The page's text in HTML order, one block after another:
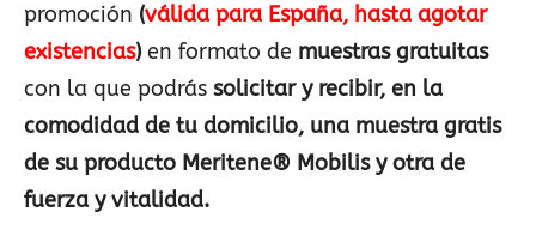
promoción (válida para España, hasta agotar
existencias) en formato de muestras gratuitas
con la que podrás solicitar y recibir, en la
comodidad de tu domicilio, una muestra gratis
de su producto Meritene® Mobilis y otra de
fuerza y vitalidad.